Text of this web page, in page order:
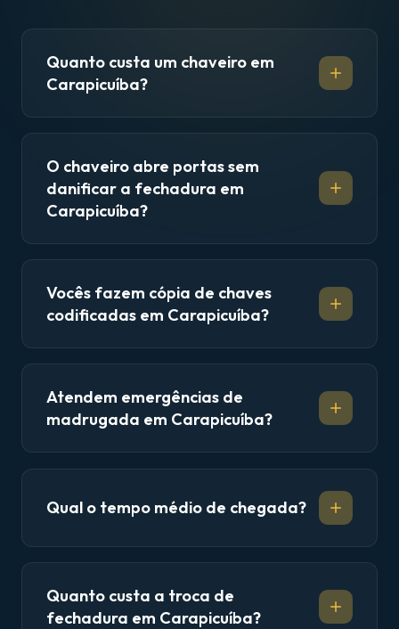
Quanto custa um chaveiro em
Carapicuíba?
O chaveiro abre portas sem
danificar a fechadura em
Carapicuíba?
Vocês fazem cópia de chaves
codificadas em Carapicuíba?
Atendem emergências de
madrugada em Carapicuíba?
Qual o tempo médio de chegada?
Quanto custa a troca de
fechadura em Carapicuíba?